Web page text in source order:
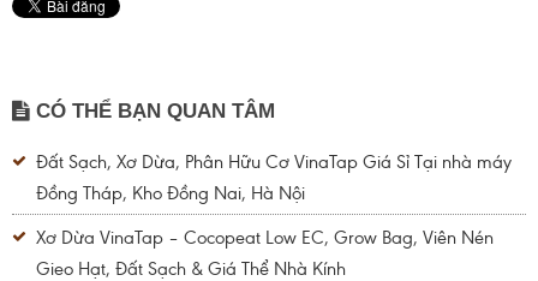
CÓ THỂ BẠN QUAN TÂM
Đất Sạch, Xơ Dừa, Phân Hữu Cơ VinaTap Giá Sỉ Tại nhà máy
Đồng Tháp, Kho Đồng Nai, Hà Nội
Xơ Dừa VinaTap – Cocopeat Low EC, Grow Bag, Viên Nén
Gieo Hạt, Đất Sạch & Giá Thể Nhà Kính